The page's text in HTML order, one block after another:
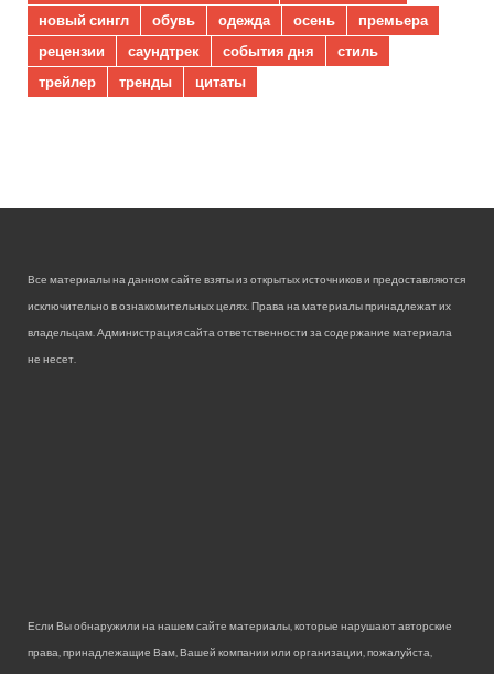
новый сингл
обувь одежда осень
премьера
рецензии
саундтрек события дня
стиль
трейлер
тренды цитаты
Все материалы на данном сайте взяты из открытых источников и предоставляются
исключительно в ознакомительных целях. Права на материалы принадлежат их
владельцам. Администрация сайта ответственности за содержание материала
не несет.
Если Вы обнаружили на нашем сайте материалы, которые нарушают авторские
права, принадлежащие Вам, Вашей компании или организации, пожалуйста,